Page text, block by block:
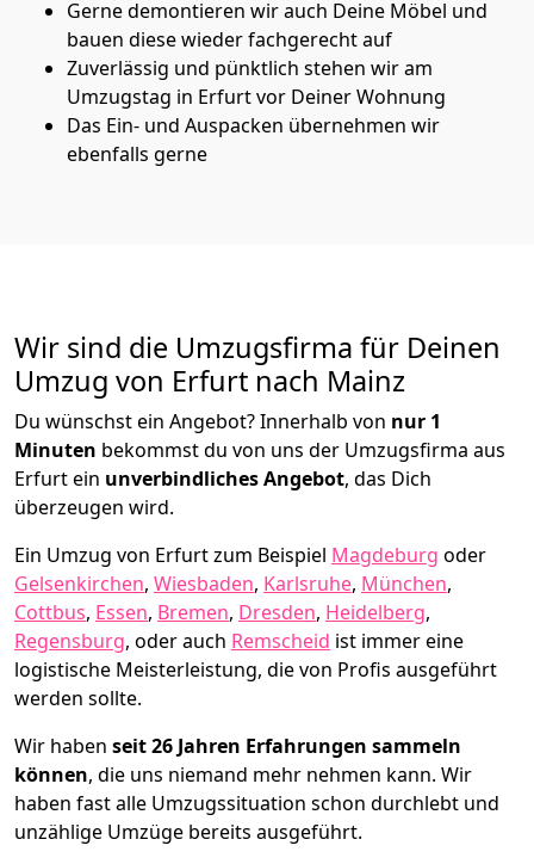
Gerne demontieren wir auch Deine Möbel und
bauen diese wieder fachgerecht auf
Zuverlässig und pünktlich stehen wir am
Umzugstag in Erfurt vor Deiner Wohnung
Das Ein- und Auspacken übernehmen wir
ebenfalls gerne
Wir sind die Umzugsfirma für Deinen
Umzug von Erfurt nach Mainz
Du wünschst ein Angebot? Innerhalb von nur 1
Minuten bekommst du von uns der Umzugsfirma aus
Erfurt ein unverbindliches Angebot, das Dich
überzeugen wird.
Ein Umzug von Erfurt zum Beispiel Magdeburg oder
Gelsenkirchen, Wiesbaden, Karlsruhe, München,
Cottbus, Essen, Bremen, Dresden, Heidelberg,
Regensburg, oder auch Remscheid ist immer eine
logistische Meisterleistung, die von Profis ausgeführt
werden sollte.
Wir haben seit26 Jahren Erfahrungen sammeln
können, die uns niemand mehr nehmen kann. Wir
haben fast alle Umzugssituation schon durchlebt und
unzählige Umzüge bereits ausgeführt.